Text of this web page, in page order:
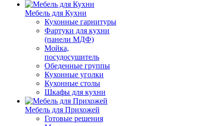
Мебель для Кухни
Кухонные гарнитуры
Фартуки для кухни
(панели МДФ)
Мойка,
посудосушитель
Обеденные группы
Кухонные уголки
Кухонные столы
Шкафы для кухни
Мебель для Прихожей
Готовые решения